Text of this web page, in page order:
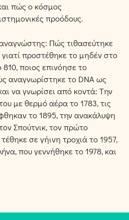
πώς ο κόσμος
προόδους.
Πώς τιθασεύτηκε
προστέθηκε το μηδέν στο
ποιος επινόησε το
αναγνωρίστηκε το DNA ως
να γνωρίσει από κοντά: Tην
με θερμό αέρα το 1783, τις
το 1895, την ανακάλυψη
Σπούτνικ, τον πρώτο
σε γήινη τροχιά το 1957,
που γεννήθηκε το 1978, και